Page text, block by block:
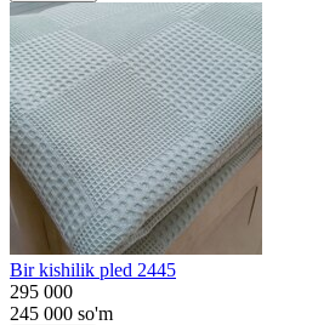
Bir kishilik pled 2445
295 000
245 000 so'm